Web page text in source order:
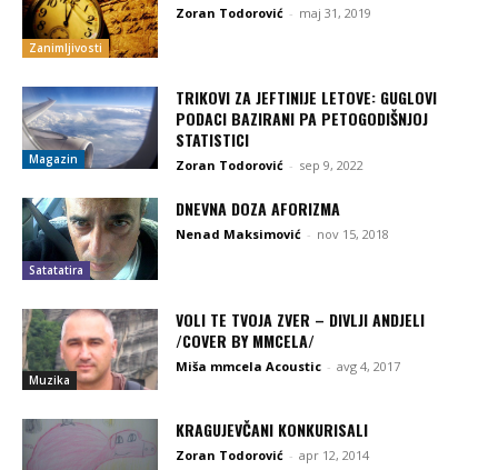
Zanimljivosti
Zoran Todorović - maj 31, 2019
Magazin
TRIKOVI ZA JEFTINIJE LETOVE: GUGLOVI
PODACI BAZIRANI PA PETOGODIŠNJOJ
STATISTICI
Zoran Todorović - sep 9, 2022
Satatatira
DNEVNA DOZA AFORIZMA
Nenad Maksimović - nov 15, 2018
Muzika
VOLI TE TVOJA ZVER – DIVLJI ANDJELI
/COVER BY MMCELA/
Miša mmcela Acoustic - avg 4, 2017
KRAGUJEVČANI KONKURISALI
Zoran Todorović - apr 12, 2014